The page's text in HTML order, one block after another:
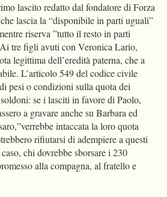
lascito redatto dal fondatore di Forza
lascia la “disponibile in parti uguali”
riserva ”tutto il resto in parti
tre figli avuti con Veronica Lario,
legittima dell’eredità paterna, che a
L’articolo 549 del codice civile
pesi o condizioni sulla quota dei
se i lasciti in favore di Paolo,
a gravare anche su Barbara ed
intaccata la loro quota
rifiutarsi di adempiere a questi
chi dovrebbe sborsare i 230
alla compagna, al fratello e